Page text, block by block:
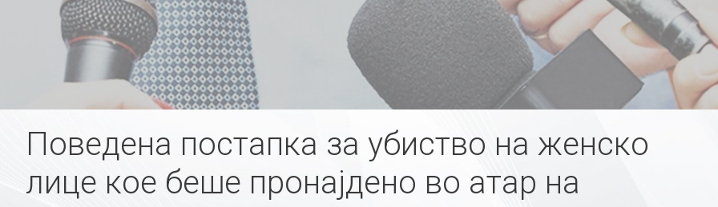
Поведена постапка за убиство на женско
лице кое беше пронајдено во атар на